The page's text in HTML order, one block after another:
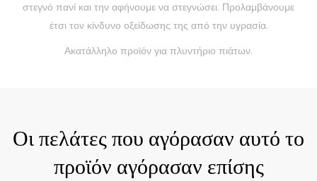
στεγνό πανί και την αφήνουμε να στεγνώσει. Προλαμβάνουμε
έτσι τον κίνδυνο οξείδωσης της από την υγρασία.
Ακατάλληλο προϊόν για πλυντήριο πιάτων.
Οι πελάτες που αγόρασαν αυτό το
προϊόν αγόρασαν επίσης